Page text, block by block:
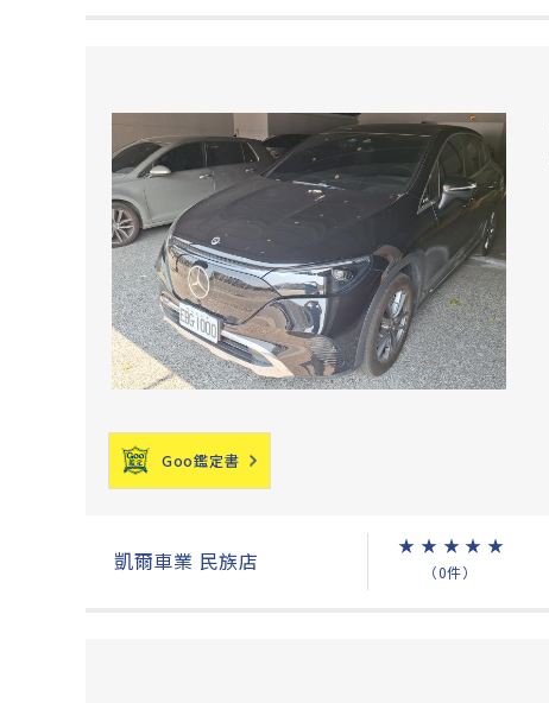
Goo鑑定書
凱爾車業 民族店
★ ★ ★ ★ ★
（0件）